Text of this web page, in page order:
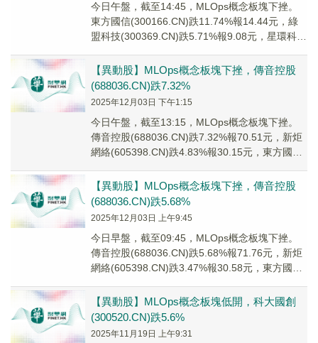
今日午盤，截至14:45，MLOps概念板塊下挫。
東方國信(300166.CN)跌11.74%報14.44元，綠
盟科技(300369.CN)跌5.71%報9.08元，星環科技
【異動股】MLOps概念板塊下挫，傳音控股
(688036.CN)跌7.32%
2025年12月03日 下午1:15
今日午盤，截至13:15，MLOps概念板塊下挫。
傳音控股(688036.CN)跌7.32%報70.51元，新炬
網絡(605398.CN)跌4.83%報30.15元，東方國信
【異動股】MLOps概念板塊下挫，傳音控股
(688036.CN)跌5.68%
2025年12月03日 上午9:45
今日早盤，截至09:45，MLOps概念板塊下挫。
傳音控股(688036.CN)跌5.68%報71.76元，新炬
網絡(605398.CN)跌3.47%報30.58元，東方國信
【異動股】MLOps概念板塊低開，科大國創
(300520.CN)跌5.6%
2025年11月19日 上午9:31